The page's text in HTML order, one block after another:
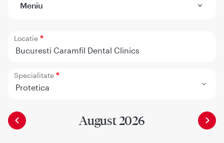
Meniu
Locatie
Bucuresti Caramfil Dental Clinics
Specialitate
Protetica
August 2026